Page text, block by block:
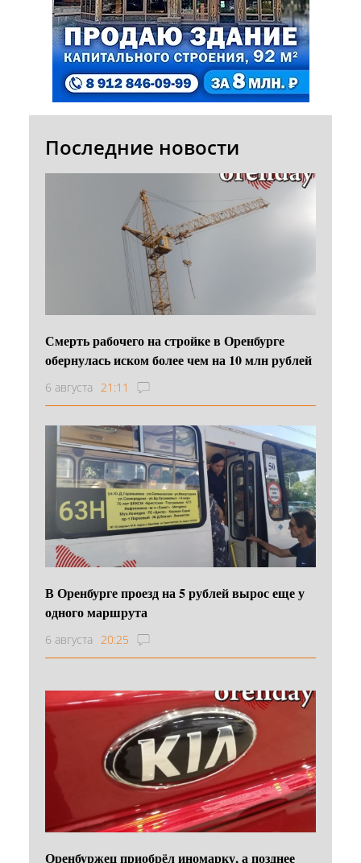
Последние новости
Смерть рабочего на стройке в Оренбурге
обернулась иском более чем на 10 млн рублей
6 августа 21:11
В Оренбурге проезд на 5 рублей вырос еще у
одного маршрута
6 августа 20:25
Оренбуржец приобрёл иномарку, а позднее